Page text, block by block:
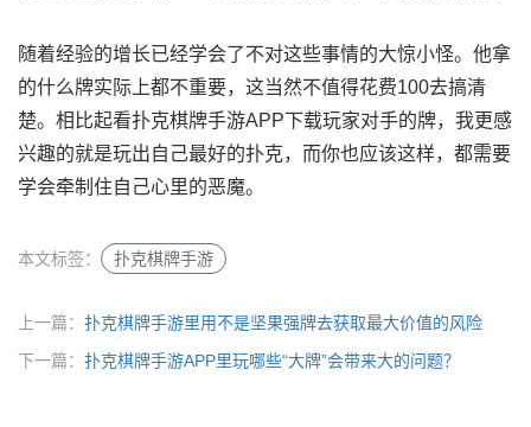
随着经验的增长已经学会了不对这些事情的大惊小怪。他拿
的什么牌实际上都不重要，这当然不值得花费100去搞清
楚。相比起看扑克棋牌手游APP下载玩家对手的牌，我更感
兴趣的就是玩出自己最好的扑克，而你也应该这样，都需要
学会牵制住自己心里的恶魔。
本文标签： 扑克棋牌手游
上一篇： 扑克棋牌手游里用不是坚果强牌去获取最大价值的风险
下一篇： 扑克棋牌手游APP里玩哪些“大牌”会带来大的问题？